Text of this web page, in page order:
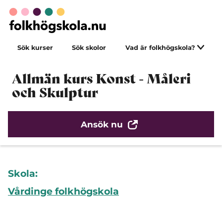
Sök kurser Sök skolor Vad är folkhögskola?
Allmän kurs Konst - Måleri
och Skulptur
Ansök nu
Skola:
Vårdinge folkhögskola